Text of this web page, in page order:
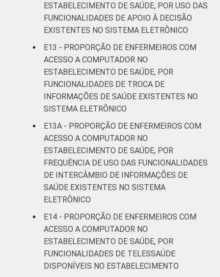
ESTABELECIMENTO DE SAÚDE, POR USO DAS
FUNCIONALIDADES DE APOIO À DECISÃO
EXISTENTES NO SISTEMA ELETRÔNICO
E13 - PROPORÇÃO DE ENFERMEIROS COM
ACESSO A COMPUTADOR NO
ESTABELECIMENTO DE SAÚDE, POR
FUNCIONALIDADES DE TROCA DE
INFORMAÇÕES DE SAÚDE EXISTENTES NO
SISTEMA ELETRÔNICO
E13A - PROPORÇÃO DE ENFERMEIROS COM
ACESSO A COMPUTADOR NO
ESTABELECIMENTO DE SAÚDE, POR
FREQUÊNCIA DE USO DAS FUNCIONALIDADES
DE INTERCÂMBIO DE INFORMAÇÕES DE
SAÚDE EXISTENTES NO SISTEMA
ELETRÔNICO
E14 - PROPORÇÃO DE ENFERMEIROS COM
ACESSO A COMPUTADOR NO
ESTABELECIMENTO DE SAÚDE, POR
FUNCIONALIDADES DE TELESSAÚDE
DISPONÍVEIS NO ESTABELECIMENTO